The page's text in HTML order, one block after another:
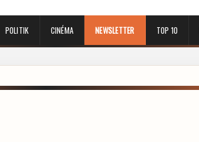
POLITIK CINÉMA NEWSLETTER TOP 10